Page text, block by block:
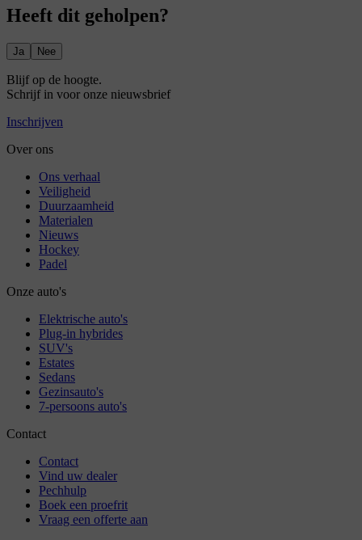
Heeft dit geholpen?
Ja Nee